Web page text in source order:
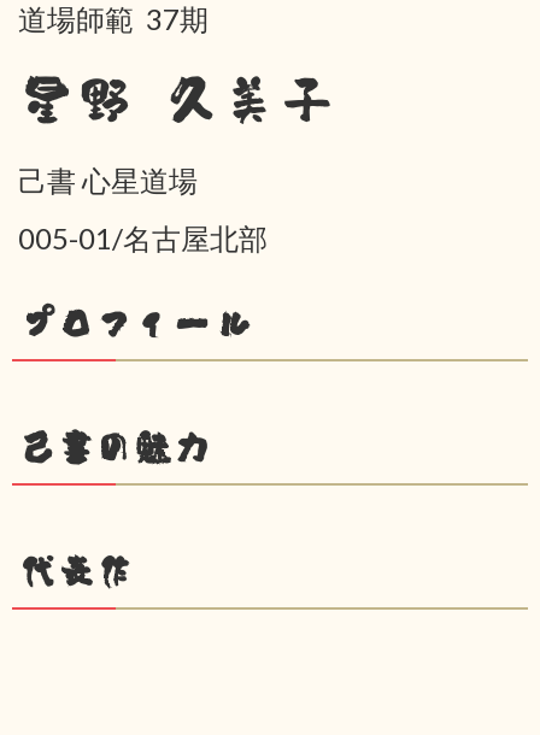
道場師範 37期
星野 久美子
己書 心星道場
005-01/名古屋北部
プロフィール
己書の魅力
代表作